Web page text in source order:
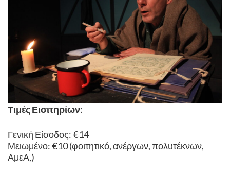
Τιμές Εισιτηρίων:
Γενική Είσοδος: €14
Μειωμένο: €10 (φοιτητικό, ανέργων, πολυτέκνων,
ΑμεΑ,)